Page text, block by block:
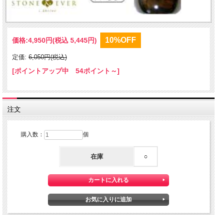
価格:4,950円(税込 5,445円) 10%OFF
定価: 6,050円(税込)
[ポイントアップ中 54ポイント～]
注文
購入数： 個
在庫 ○